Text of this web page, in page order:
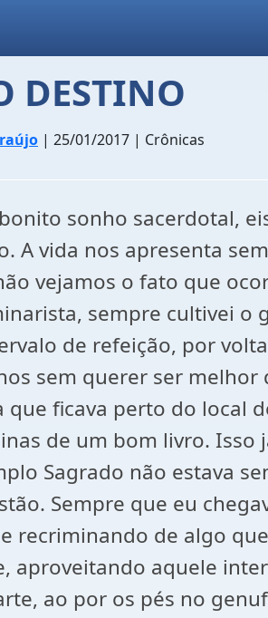
DESTINO
| 25/01/2017 | Crônicas
sonho sacerdotal,
A vida nos apresenta
vejamos o fato que
sempre cultivei o
de refeição, por
sem querer ser melhor
ficava perto do local
de um bom livro. Isso
Sagrado não estava
Sempre que eu
recriminando de algo
aproveitando aquele
ao por os pés no